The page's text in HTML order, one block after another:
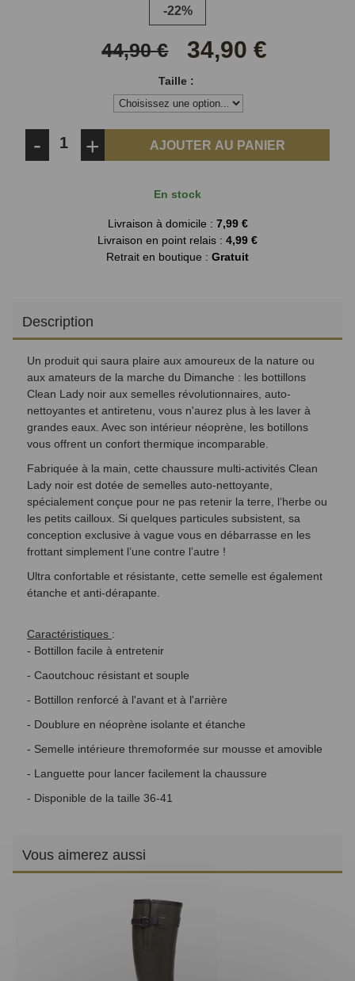
-22%
44,90 € 34,90 €
Taille :
- + AJOUTER AU PANIER
En stock
Livraison à domicile : 7,99 €
Livraison en point relais : 4,99 €
Retrait en boutique : Gratuit
Description
Un produit qui saura plaire aux amoureux de la nature ou
aux amateurs de la marche du Dimanche : les bottillons
Clean Lady noir aux semelles révolutionnaires, auto-
nettoyantes et antiretenu, vous n'aurez plus à les laver à
grandes eaux. Avec son intérieur néoprène, les botillons
vous offrent un confort thermique incomparable.
Fabriquée à la main, cette chaussure multi-activités Clean
Lady noir est dotée de semelles auto-nettoyante,
spécialement conçue pour ne pas retenir la terre, l’herbe ou
les petits cailloux. Si quelques particules subsistent, sa
conception exclusive à vague vous en débarrasse en les
frottant simplement l’une contre l’autre !
Ultra confortable et résistante, cette semelle est également
étanche et anti-dérapante.
Caractéristiques :
- Bottillon facile à entretenir
- Caoutchouc résistant et souple
- Bottillon renforcé à l'avant et à l'arrière
- Doublure en néoprène isolante et étanche
- Semelle intérieure thremoformée sur mousse et amovible
- Languette pour lancer facilement la chaussure
- Disponible de la taille 36-41
Vous aimerez aussi